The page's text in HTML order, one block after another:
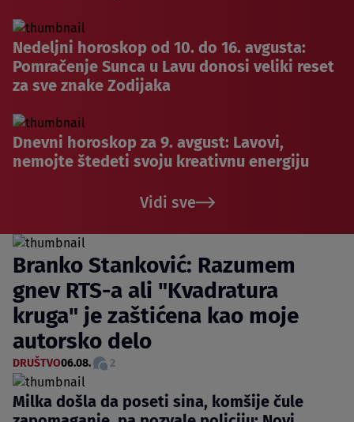
Nedeljni horoskop od 10. do 16. avgusta:
Pomračenje Sunca u Lavu donosi veliki reset
za sve znake Zodijaka
Dnevni horoskop za 9. avgust: Lavovi,
nemojte štedeti svoju kreativnu energiju
Vidi sve
Branko Stanković: Razumem
gnev RTS-a ali "Kvadratura
kruga" je zaštićena kao moje
autorsko delo
DRUŠTVO06.08. 2
Milka došla da poseti sina, komšije čule